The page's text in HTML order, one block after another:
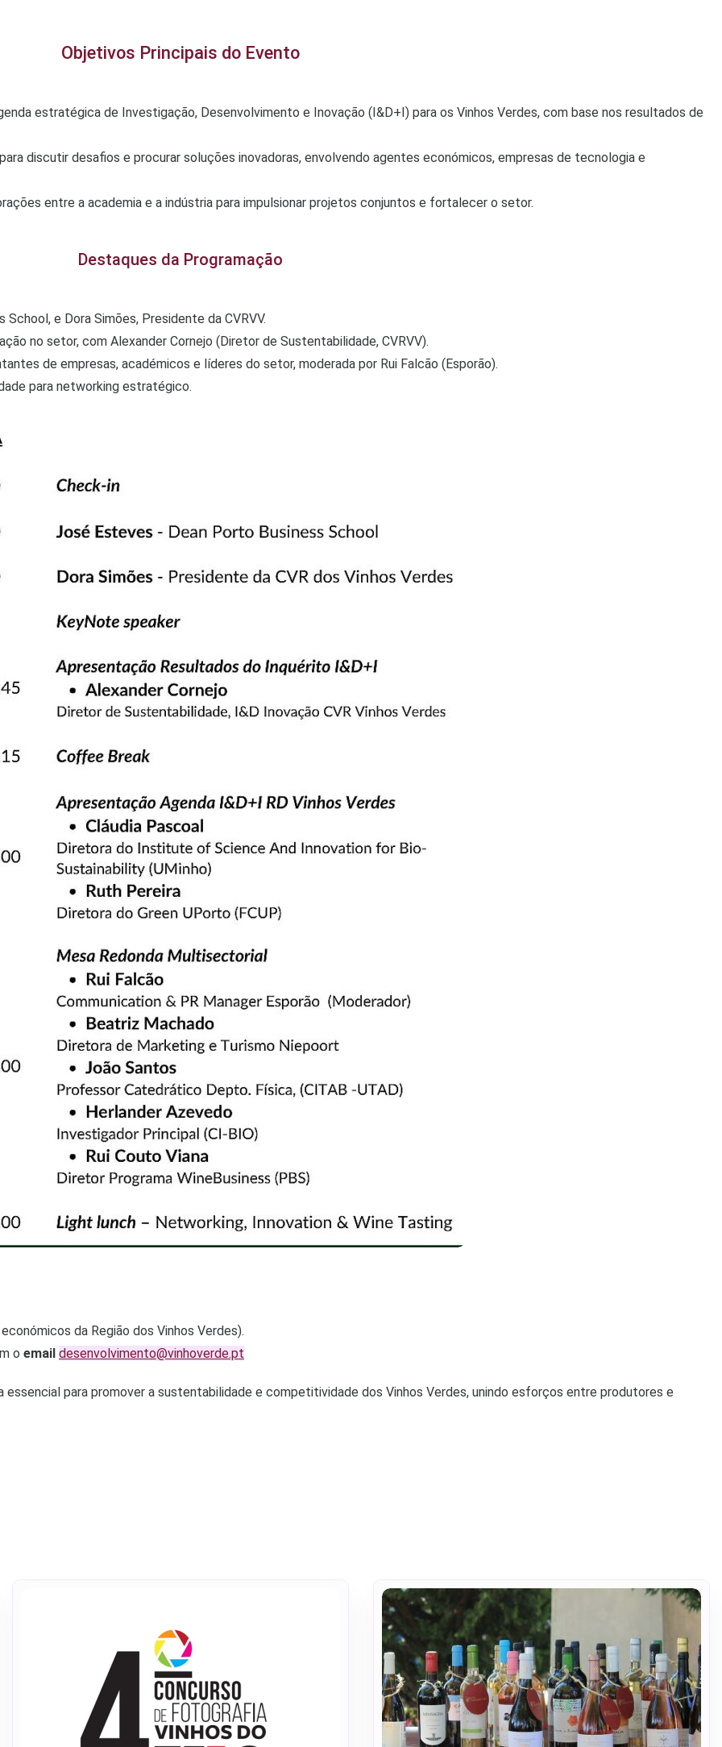
Objetivos Principais do Evento
estratégica de Investigação, Desenvolvimento e Inovação (I&D+I) para os Vinhos Verdes, com base nos resultados de
discutir desafios e procurar soluções inovadoras, envolvendo agentes económicos, empresas de tecnologia e
entre a academia e a indústria para impulsionar projetos conjuntos e fortalecer o setor.
Destaques da Programação
e Dora Simões, Presidente da CVRVV.
no setor, com Alexander Cornejo (Diretor de Sustentabilidade, CVRVV).
de empresas, académicos e líderes do setor, moderada por Rui Falcão (Esporão).
para networking estratégico.
da Região dos Vinhos Verdes).
o email desenvolvimento@vinhoverde.pt
essencial para promover a sustentabilidade e competitividade dos Vinhos Verdes, unindo esforços entre produtores e